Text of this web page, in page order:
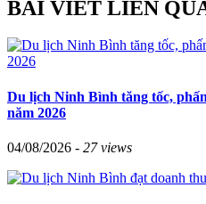
BÀI VIẾT LIÊN
Du lịch Ninh Bình tăng tốc,
năm 2026
04/08/2026 - 27 views